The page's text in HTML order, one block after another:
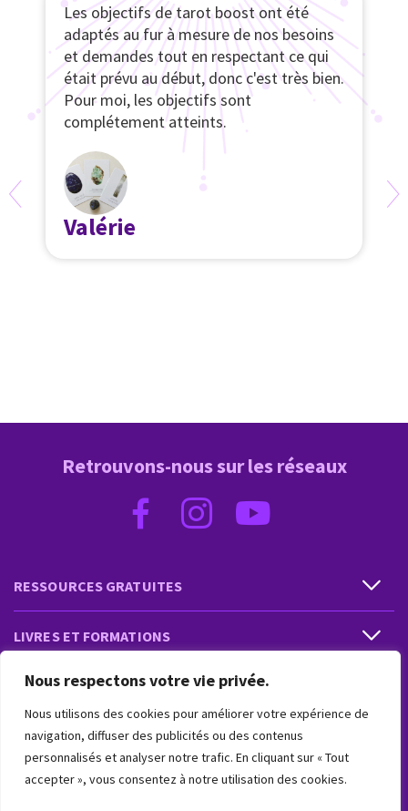
Nous respectons votre vie privée.
Nous utilisons des cookies pour améliorer votre expérience de
navigation, diffuser des publicités ou des contenus
personnalisés et analyser notre trafic. En cliquant sur « Tout
accepter », vous consentez à notre utilisation des cookies.
Les objectifs de tarot boost ont été
adaptés au fur à mesure de nos besoins
et demandes tout en respectant ce qui
était prévu au début, donc c'est très bien.
Pour moi, les objectifs sont
complétement atteints.
Valérie
RESSOURCES GRATUITES
LIVRES ET FORMATIONS
PRESTATIONS ET PRODUITS
VIVRE INTUITIF
Retrouvons-nous sur les réseaux